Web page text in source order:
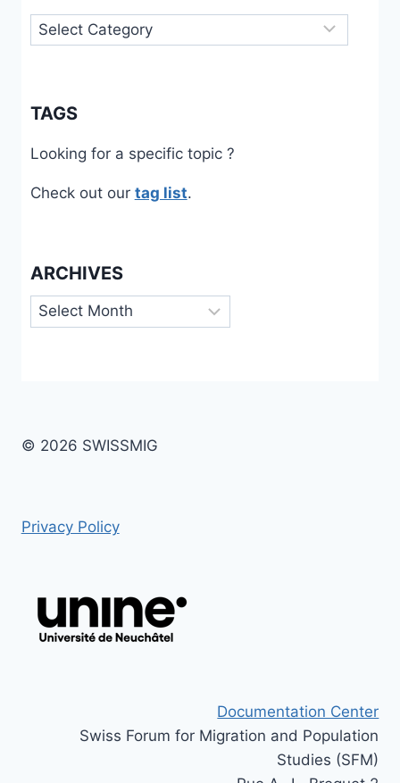
Categories
TAGS
Looking for a specific topic ?
Check out our tag list.
ARCHIVES
Archives
© 2026 SWISSMIG
Privacy Policy
Documentation Center
Swiss Forum for Migration and Population
Studies (SFM)